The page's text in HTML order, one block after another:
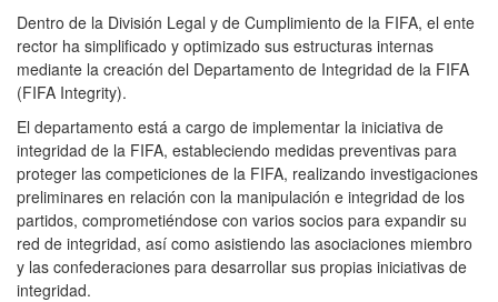
Dentro de la División Legal y de Cumplimiento de la FIFA, el ente
rector ha simplificado y optimizado sus estructuras internas
mediante la creación del Departamento de Integridad de la FIFA
(FIFA Integrity).
El departamento está a cargo de implementar la iniciativa de
integridad de la FIFA, estableciendo medidas preventivas para
proteger las competiciones de la FIFA, realizando investigaciones
preliminares en relación con la manipulación e integridad de los
partidos, comprometiéndose con varios socios para expandir su
red de integridad, así como asistiendo las asociaciones miembro
y las confederaciones para desarrollar sus propias iniciativas de
integridad.